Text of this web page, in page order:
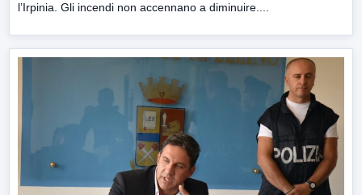
l’Irpinia. Gli incendi non accennano a diminuire....